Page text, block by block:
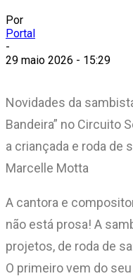
Por
Portal
-
29 maio 2026 - 15:29
Novidades da
Bandeira” no Circuito
a criançada e roda de
Marcelle Motta
A cantora e
não está prosa! A
projetos, de roda de
O primeiro vem do